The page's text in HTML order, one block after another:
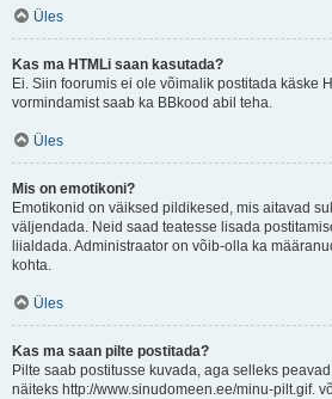
Üles
Kas ma HTMLi saan kasutada?
Ei. Siin foorumis ei ole võimalik postitada käske
vormindamist saab ka BBkood abil teha.
Üles
Mis on emotikoni?
Emotikonid on väiksed pildikesed, mis aitavad
väljendada. Neid saad teatesse lisada
liialdada. Administraator on võib-olla ka
kohta.
Üles
Kas ma saan pilte postitada?
Pilte saab postitusse kuvada, aga selleks
näiteks http://www.sinudomeen.ee/minu-pilt.gif.